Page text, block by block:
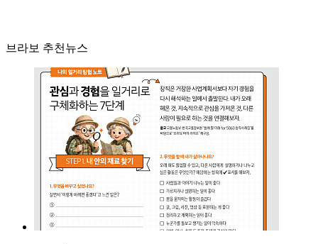
브라보 추천뉴스